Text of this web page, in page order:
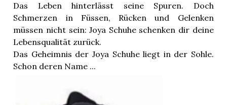
Das Leben hinterlässt seine Spuren. Doch
Schmerzen in Füssen, Rücken und Gelenken
müssen nicht sein: Joya Schuhe schenken dir deine
Lebensqualität zurück.
Das Geheimnis der Joya Schuhe liegt in der Sohle.
Schon deren Name ...